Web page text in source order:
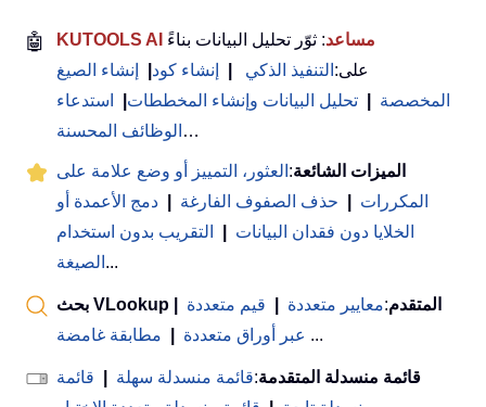
🤖 KUTOOLS AI مساعد: ثوّر تحليل البيانات بناءً
على: التنفيذ الذكي إنشاء كود
إنشاء الصيغ
المخصصة
تحليل البيانات وإنشاء المخططات
استدعاء
الوظائف المحسنة …
الميزات الشائعة: العثور، التمييز أو وضع علامة على
المكررات
حذف الصفوف الفارغة
دمج الأعمدة أو
الخلايا دون فقدان البيانات
التقريب بدون استخدام
الصيغة ...
بحث VLookup المتقدم:معايير متعددة قيم متعددة
عبر أوراق متعددة
مطابقة غامضة ...
قائمة منسدلة المتقدمة:قائمة منسدلة سهلة
قائمة